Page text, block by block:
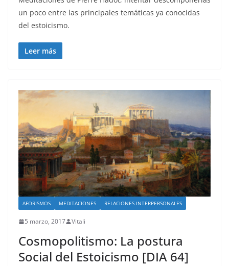
un poco entre las principales temáticas ya conocidas
del estoicismo.
Leer más
AFORISMOS MEDITACIONES RELACIONES INTERPERSONALES
5 marzo, 2017 Vitali
Cosmopolitismo: La postura
Social del Estoicismo [DIA 64]